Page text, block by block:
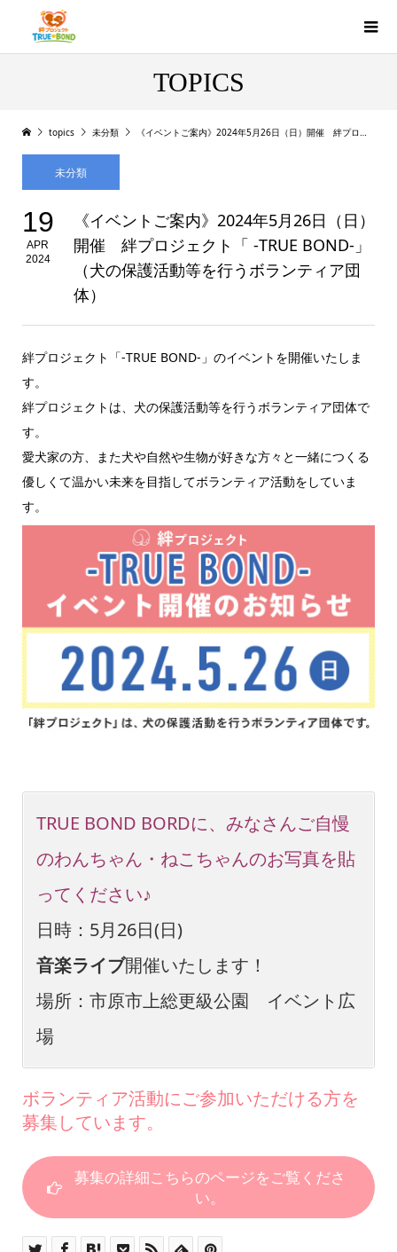
TOPICS
topics 未分類 《イベントご案内》2024年5月26日（日）開催 絆プロジェクト「 -TRUE BOND-」（犬の保護活動等を行うボランティア団体）
未分類
19
APR
2024
《イベントご案内》2024年5月26日（日）
開催 絆プロジェクト「 -TRUE BOND-」
（犬の保護活動等を行うボランティア団
体）
絆プロジェクト「-TRUE BOND-」のイベントを開催いたしま
す。
絆プロジェクトは、犬の保護活動等を行うボランティア団体で
す。
愛犬家の方、また犬や自然や生物が好きな方々と一緒につくる
優しくて温かい未来を目指してボランティア活動をしていま
す。
TRUE BOND BORDに、みなさんご自慢
のわんちゃん・ねこちゃんのお写真を貼
ってください♪
日時：5月26日(日)
音楽ライブ開催いたします！
場所：市原市上総更級公園 イベント広
場
ボランティア活動にご参加いただける方を
募集しています。
募集の詳細こちらのページをご覧くださ
い。